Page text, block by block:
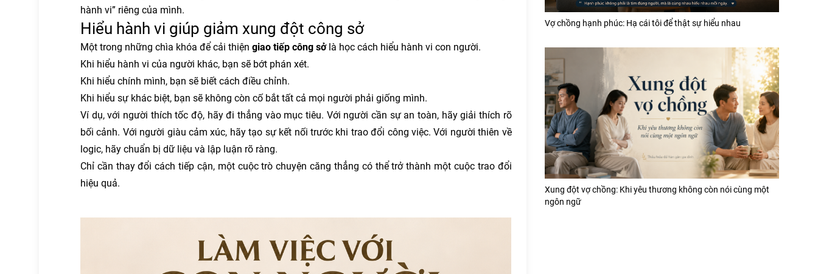
hành vi” riêng của mình.
Hiểu hành vi giúp giảm xung đột công sở
Một trong những chìa khóa để cải thiện giao tiếp công sởlà học cách hiểu hành vi con người.
Khi hiểu hành vi của người khác, bạn sẽ bớt phán xét.
Khi hiểu chính mình, bạn sẽ biết cách điều chỉnh.
Khi hiểu sự khác biệt, bạn sẽ không còn cố bắt tất cả mọi người phải giống mình.
Ví dụ, với người thích tốc độ, hãy đi thẳng vào mục tiêu. Với người cần sự an toàn, hãy giải thích rõ
bối cảnh. Với người giàu cảm xúc, hãy tạo sự kết nối trước khi trao đổi công việc. Với người thiên về
logic, hãy chuẩn bị dữ liệu và lập luận rõ ràng.
Chỉ cần thay đổi cách tiếp cận, một cuộc trò chuyện căng thẳng có thể trở thành một cuộc trao đổi
hiệu quả.
Vợ chồng hạnh phúc: Hạ cái tôi để thật sự hiểu nhau
Xung đột vợ chồng: Khi yêu thương không còn nói cùng một
ngôn ngữ